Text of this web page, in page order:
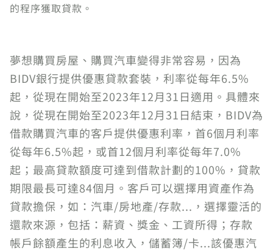
的程序獲取貸款。
夢想購買房屋、購買汽車變得非常容易，因為
BIDV銀行提供優惠貸款套裝，利率從每年6.5%
起，從現在開始至2023年12月31日適用。具體來
說，從現在開始至2023年12月31日結束，BIDV為
借款購買汽車的客戶提供優惠利率，首6個月利率
從每年6.5%起，或首12個月利率從每年7.0%
起；最高貸款額度可達到借款計劃的100%，貸款
期限最長可達84個月。客戶可以選擇用資產作為
貸款擔保，如：汽車/房地產/存款...，選擇靈活的
還款來源，包括：薪資、獎金、工資所得；存款
帳戶餘額產生的利息收入，儲蓄簿/卡...該優惠汽